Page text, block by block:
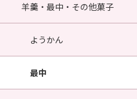
羊羹・最中・その他菓子
ようかん
最中